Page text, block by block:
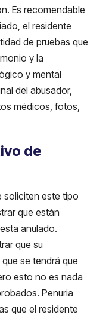
Es recomendable
el residente
de pruebas que
y la
y mental
del abusador,
médicos, fotos,
de
soliciten este tipo
que están
anulado.
que su
se tendrá que
esto no es nada
Penuria
que el residente